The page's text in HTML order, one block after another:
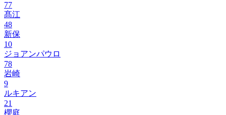
77
髙江
48
新保
10
ジョアンパウロ
78
岩崎
9
ルキアン
21
櫻庭